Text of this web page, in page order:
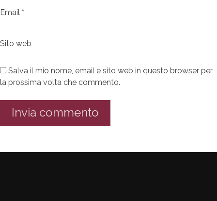
Email *
Sito web
Salva il mio nome, email e sito web in questo browser per
la prossima volta che commento.